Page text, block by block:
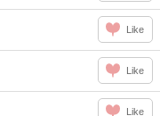
Like
Like
Like